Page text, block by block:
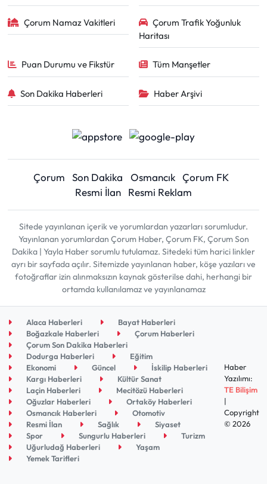
Çorum Namaz Vakitleri
Çorum Trafik Yoğunluk
Haritası
Puan Durumu ve Fikstür Tüm Manşetler
Son Dakika Haberleri Haber Arşivi
Çorum Son Dakika Osmancık Çorum FK
Resmi İlan
Resmi Reklam
Sitede yayınlanan içerik ve yorumlardan yazarları sorumludur.
Yayınlanan yorumlardan Çorum Haber, Çorum FK, Çorum Son
Dakika | Yayla Haber sorumlu tutulamaz. Sitedeki tüm harici linkler
ayrı bir sayfada açılır. Sitemizde yayınlanan haber, köşe yazıları ve
fotoğraflar izin alınmaksızın kaynak gösterilse dahi, herhangi bir
ortamda kullanılamaz ve yayınlanamaz
Alaca Haberleri
Bayat Haberleri
Boğazkale Haberleri
Çorum Haberleri
Çorum Son Dakika Haberleri
Dodurga Haberleri
Eğitim
Ekonomi
Güncel
İskilip Haberleri
Kargı Haberleri
Kültür Sanat
Laçin Haberleri
Mecitözü Haberleri
Oğuzlar Haberleri
Ortaköy Haberleri
Osmancık Haberleri
Otomotiv
Resmi İlan
Sağlık
Siyaset
Spor
Sungurlu Haberleri
Turizm
Uğurludağ Haberleri
Yaşam
Yemek Tarifleri
Haber
Yazılımı:
TE Bilişim
|
Copyright
© 2026